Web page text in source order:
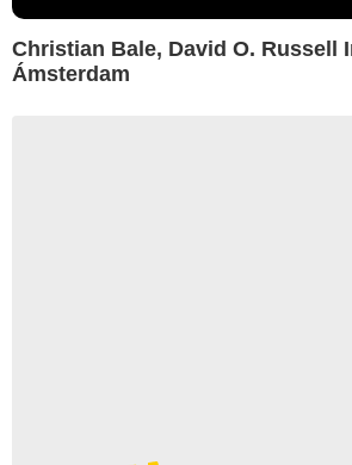
Christian Bale, David O. Russell
Ámsterdam